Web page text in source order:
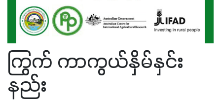
ကြွက် ကာကွယ်နှိမ်နှင်း
နည်း